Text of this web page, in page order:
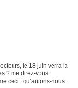
le 18 juin verra la
? me direz-vous.
ceci : qu’aurons-nous